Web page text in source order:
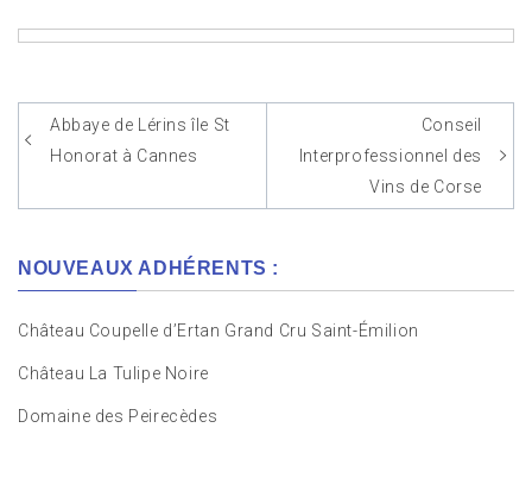
Navigation
l’article
Abbaye de Lérins île St
Honorat à Cannes
Conseil
Interprofessionnel des
Vins de Corse
NOUVEAUX ADHÉRENTS :
Château Coupelle d’Ertan Grand Cru Saint-Émilion
Château La Tulipe Noire
Domaine des Peirecèdes